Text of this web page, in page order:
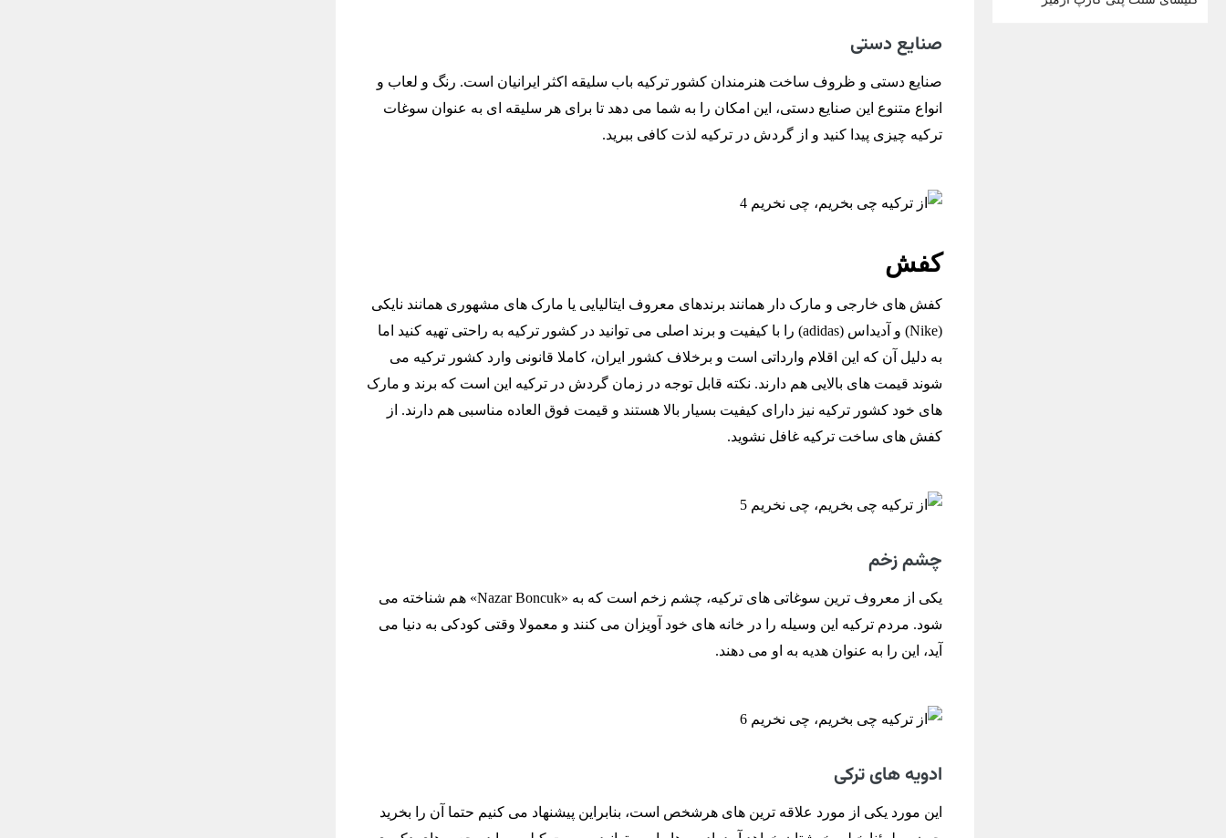
صنایع دستی
صنایع دستی و ظروف ساخت هنرمندان کشور ترکیه باب سلیقه اکثر ایرانیان است. رنگ و لعاب و
انواع متنوع این صنایع دستی، این امکان را به شما می دهد تا برای هر سلیقه ای به عنوان سوغات
ترکیه چیزی پیدا کنید و از گردش در ترکیه لذت کافی ببرید.
کفش
کفش های خارجی و مارک دار همانند برندهای معروف ایتالیایی یا مارک های مشهوری همانند نایکی
(Nike) و آدیداس (adidas) را با کیفیت و برند اصلی می توانید در کشور ترکیه به راحتی تهیه کنید اما
به دلیل آن که این اقلام وارداتی است و برخلاف کشور ایران، کاملا قانونی وارد کشور ترکیه می
شوند قیمت های بالایی هم دارند. نکته قابل توجه در زمان گردش در ترکیه این است که برند و مارک
های خود کشور ترکیه نیز دارای کیفیت بسیار بالا هستند و قیمت فوق العاده مناسبی هم دارند. از
کفش های ساخت ترکیه غافل نشوید.
چشم زخم
یکی از معروف ترین سوغاتی های ترکیه، چشم زخم است که به «Nazar Boncuk» هم شناخته می
شود. مردم ترکیه این وسیله را در خانه های خود آویزان می کنند و معمولا وقتی کودکی به دنیا می
آید، این را به عنوان هدیه به او می دهند.
ادویه های ترکی
این مورد یکی از مورد علاقه ترین های هرشخص است، بنابراین پیشنهاد می کنیم حتما آن را بخرید